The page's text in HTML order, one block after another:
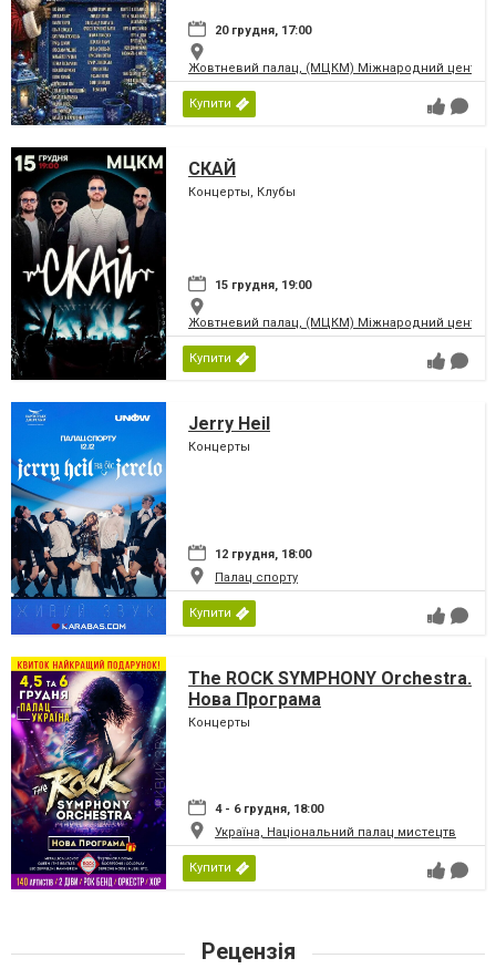
20 грудня, 17:00
Жовтневий палац, (МЦКМ) Міжнародний центр
Купити
СКАЙ
Концерты, Клубы
15 грудня, 19:00
Жовтневий палац, (МЦКМ) Міжнародний центр
Купити
Jerry Heil
Концерты
12 грудня, 18:00
Палац спорту
Купити
The ROCK SYMPHONY Orchestra.
Нова Програма
Концерты
4 - 6 грудня, 18:00
Україна, Національний палац мистецтв
Купити
Рецензія